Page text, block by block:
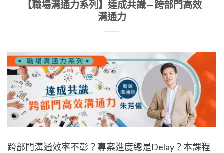
【職場溝通力系列】達成共識—跨部門高效
溝通力
跨部門溝通效率不彰？專案進度總是Delay？本課程